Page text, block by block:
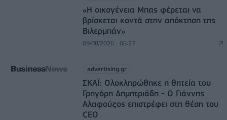
«Η οικογένεια Μπας φέρεται να
βρίσκεται κοντά στην απόκτηση της
Βιλερμπάν»
09/08/2026 - 06:27
advertising.gr
ΣΚΑΪ: Ολοκληρώθηκε η θητεία του
Γρηγόρη Δημητριάδη - Ο Γιάννης
Αλαφούζος επιστρέφει στη θέση του
CEO